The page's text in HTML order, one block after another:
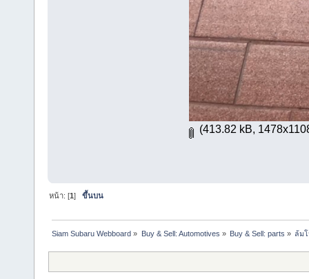
(413.82 kB,
หน้า: [1]ขึ้นบน
Siam Subaru Webboard » Buy & Sell: Automotives » Buy & Sell: parts » ล้ม